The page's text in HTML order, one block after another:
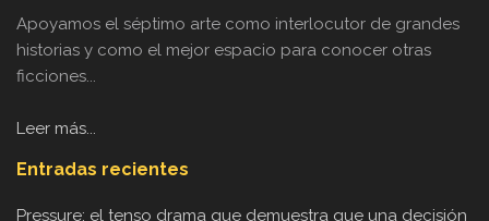
Apoyamos el séptimo arte como interlocutor de grandes
historias y como el mejor espacio para conocer otras
ficciones...
Leer más...
Entradas recientes
Pressure: el tenso drama que demuestra que una decisión